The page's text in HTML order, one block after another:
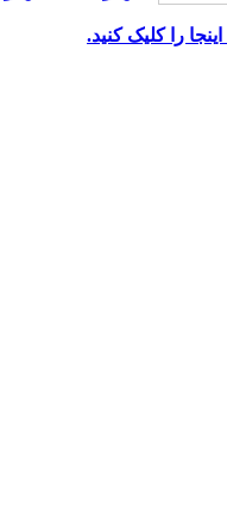
اینجا را کلیک کنید.